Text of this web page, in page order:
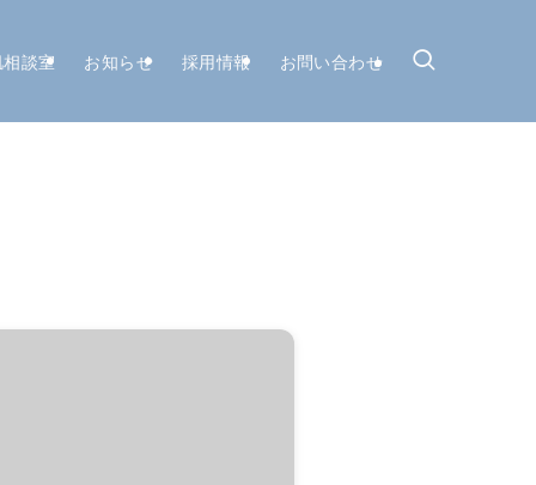
相談室 お知らせ 採用情報 お問い合わせ